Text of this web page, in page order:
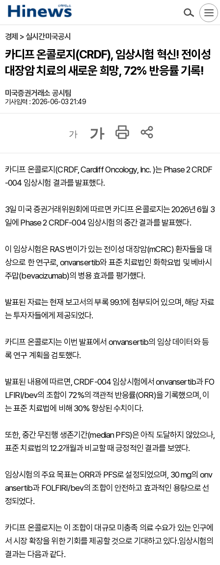
경제 > 실시간미국공시
카디프 온콜로지(CRDF), 임상시험 혁신! 전이성
대장암 치료의 새로운 희망, 72% 반응률 기록!
미국증권거래소 공시팀
기사입력 : 2026-06-03 21:49
가 가
카디프 온콜로지(CRDF, Cardiff Oncology, Inc. )는 Phase 2 CRDF
-004 임상시험 결과를 발표했다.
3일 미국 증권거래위원회에 따르면 카디프 온콜로지는 2026년 6월 3
일에 Phase 2 CRDF-004 임상시험의 중간 결과를 발표했다.
이 임상시험은 RAS 변이가 있는 전이성 대장암(mCRC) 환자들을 대
상으로 한 연구로, onvansertib와 표준 치료법인 화학요법 및 베바시
주맙(bevacizumab)의 병용 효과를 평가했다.
발표된 자료는 현재 보고서의 부록 99.1에 첨부되어 있으며, 해당 자료
는 투자자들에게 제공되었다.
카디프 온콜로지는 이번 발표에서 onvansertib의 임상 데이터와 등
록 연구 계획을 검토했다.
발표된 내용에 따르면, CRDF-004 임상시험에서 onvansertib과 FO
LFIRI/bev의 조합이 72%의 객관적 반응률(ORR)을 기록했으며, 이
는 표준 치료법에 비해 30% 향상된 수치이다.
또한, 중간 무진행 생존기간(median PFS)은 아직 도달하지 않았으나,
표준 치료법의 12.2개월과 비교할 때 긍정적인 결과를 보였다.
임상시험의 주요 목표는 ORR과 PFS로 설정되었으며, 30 mg의 onv
ansertib과 FOLFIRI/bev의 조합이 안전하고 효과적인 용량으로 선
정되었다.
카디프 온콜로지는 이 조합이 대규모 미충족 의료 수요가 있는 인구에
서 시장 확장을 위한 기회를 제공할 것으로 기대하고 있다.임상시험의
결과는 다음과 같다.